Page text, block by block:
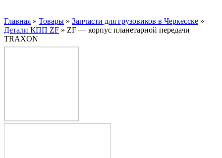
Главная » Товары » Запчасти для грузовиков в Черкесске »
Детали КПП ZF » ZF — корпус планетарной передачи
TRAXON